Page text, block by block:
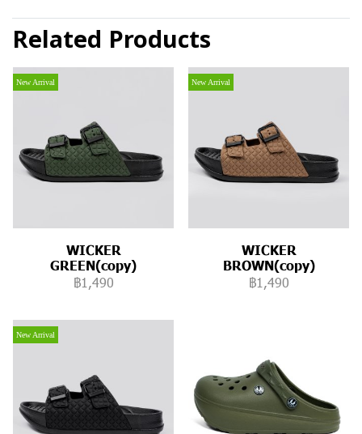
Related Products
New Arrival
WICKER
GREEN(copy)
฿1,490
New Arrival
WICKER
BROWN(copy)
฿1,490
New Arrival